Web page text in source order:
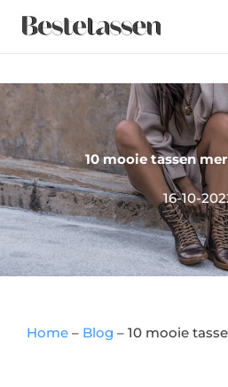
naar
de
inhoud
10 mooie tassen
16-10-
Home – Blog – 10 mooie